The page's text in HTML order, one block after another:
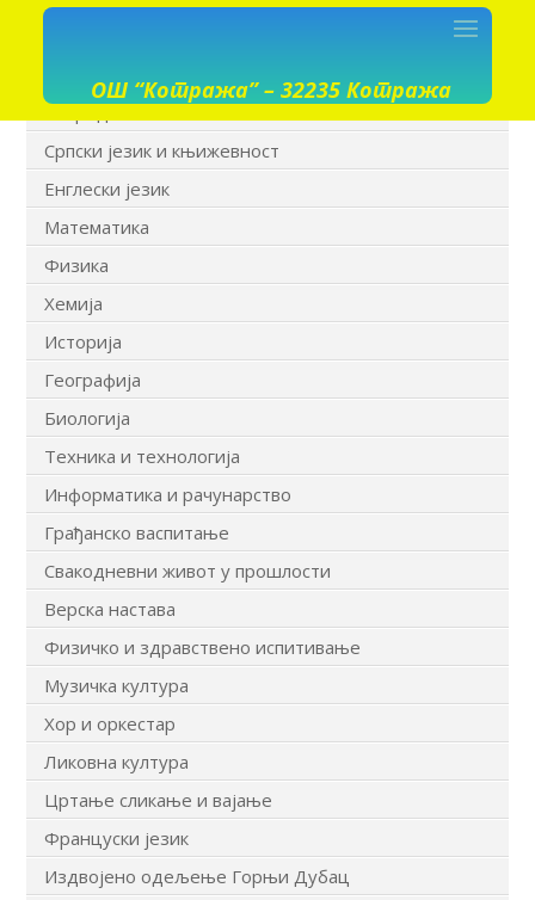
ОШ “Котража” – 32235 Котража
Разредна настава I-IV
Српски језик и књижевност
Енглески језик
Математика
Физика
Хемија
Историја
Географија
Биологија
Техника и технологија
Информатика и рачунарство
Грађанско васпитање
Свакодневни живот у прошлости
Верска настава
Физичко и здравствено испитивање
Музичка култура
Хор и оркестар
Ликовна култура
Цртање сликање и вајање
Француски језик
Издвојено одељење Горњи Дубац